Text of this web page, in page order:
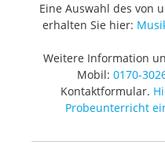
Eine Auswahl des von
erhalten Sie hier:
Weitere Information
Mobil: 0170-
Kontaktformular.
Probeunterricht